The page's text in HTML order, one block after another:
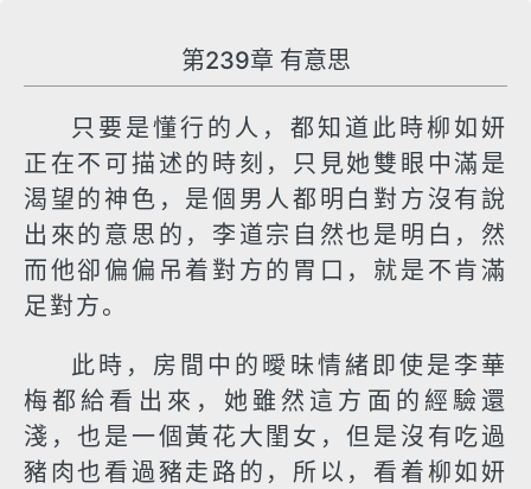
第239章 有意思
只要是懂行的人，都知道此時柳如妍
正在不可描述的時刻，只見她雙眼中滿是
渴望的神色，是個男人都明白對方沒有說
出來的意思的，李道宗自然也是明白，然
而他卻偏偏吊着對方的胃口，就是不肯滿
足對方。
此時，房間中的曖昧情緒即使是李華
梅都給看出來，她雖然這方面的經驗還
淺，也是一個黃花大閨女，但是沒有吃過
豬肉也看過豬走路的，所以，看着柳如妍